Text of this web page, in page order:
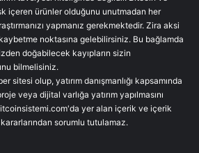
içeren ürünler olduğunu unutmadan her
yapmanız gerekmektedir. Zira aksi
kaybetme noktasına gelebilirsiniz. Bu bağlamda
doğabilecek kayıpların sizin
bilmelisiniz.
sitesi olup, yatırım danışmanlığı kapsamında
veya dijital varlığa yatırım yapılmasını
yer alan içerik ve içerik
kararlarından sorumlu tutulamaz.